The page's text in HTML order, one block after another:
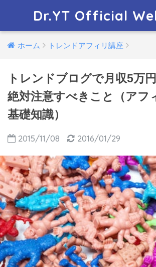
Dr.YT Official
ホーム トレンドアフィリ講座
トレンドブログで月収5万
絶対注意すべきこと（アフ
基礎知識）
2015/11/08 2016/01/29